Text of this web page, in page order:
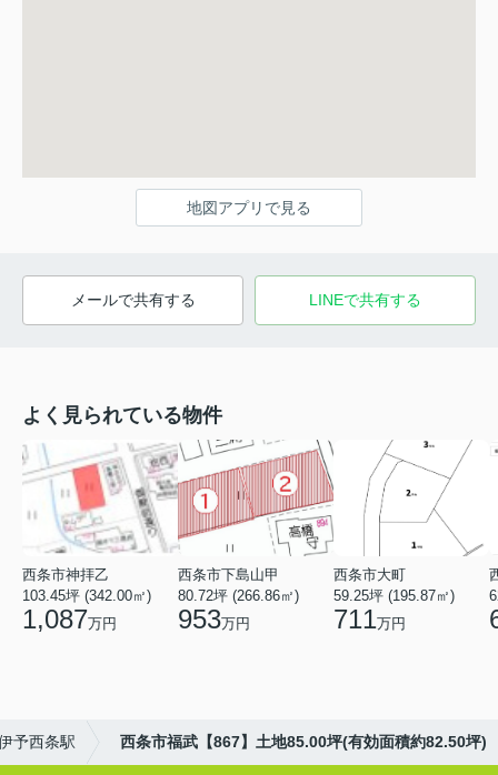
地図アプリで見る
メールで共有する LINEで共有する
よく見られている物件
西条市神拝乙
103.45坪 (342.00㎡)
1,087万円
西条市下島山甲
80.72坪 (266.86㎡)
953万円
西条市大町
59.25坪 (195.87㎡)
711万円
予西条駅 西条市福武【867】土地85.00坪(有効面積約82.50坪)